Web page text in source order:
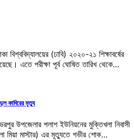
বিশ্ববিদ্যালয়ের (ঢাবি) ২০২০-২১ শিক্ষাবর্ষের
এতে পরীক্ষা পূর্ব ঘোষিত তারিখ থেকে…
কাদিরের মৃত্যু
উপজেলার পলাশ ইউনিয়নের মুক্তিখলা নিবাসী
মিয়া মাস্টার) এর মূত্যুতে গভীর শোক…